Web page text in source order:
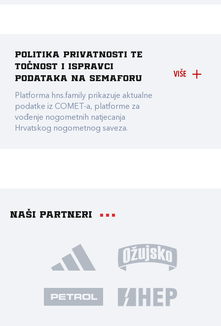
VIŠE
Politika privatnosti te
točnost i ispravci
podataka na Semaforu
Platforma hns.family prikazuje aktualne
podatke iz COMET-a, platforme za
vođenje nogometnih natjecanja
Hrvatskog nogometnog saveza.
Naši partneri